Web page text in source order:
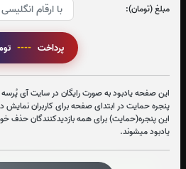
مبلغ (تومان):
پرداخت ----
این صفحه یادبود به صورت رایگان در سایت آی
پنجره حمایت در ابتدای صفحه برای کاربران نمایش
این پنجره(حمایت) برای همه بازدیدکنندگان حذف
یادبود میشوند.